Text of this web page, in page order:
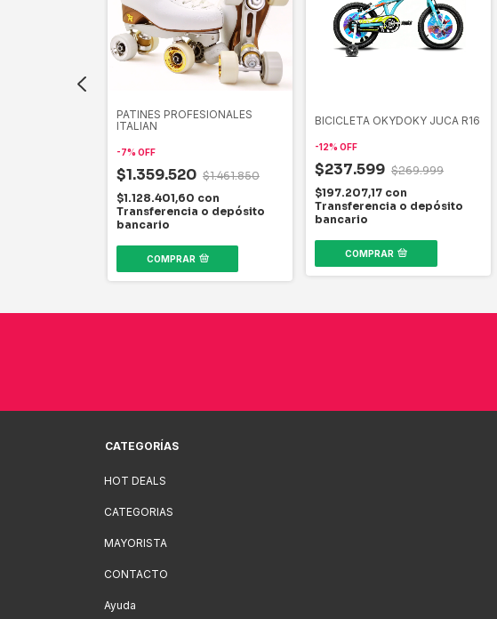
PATINES PROFESIONALES
ITALIAN
-7% OFF
$1.359.520 $1.461.850
$1.128.401,60 con
Transferencia o depósito
bancario
COMPRAR
BICICLETA OKYDOKY JUCA R16
-12%OFF
$237.599 $269.999
$197.207,17 con
Transferencia o depósito
bancario
COMPRAR
CATEGORÍAS
HOT DEALS
CATEGORIAS
MAYORISTA
CONTACTO
Ayuda